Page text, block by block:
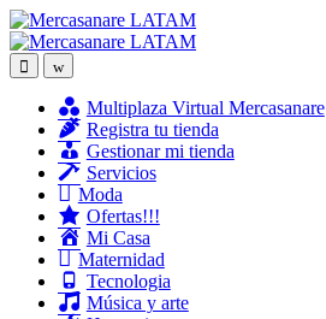
Skip
to
navigation
Skip
to
content
Multiplaza Virtual Mercasanare
Registra tu tienda
Gestionar mi tienda
Servicios
Moda
Ofertas!!!
Mi Casa
Maternidad
Tecnologia
Música y arte